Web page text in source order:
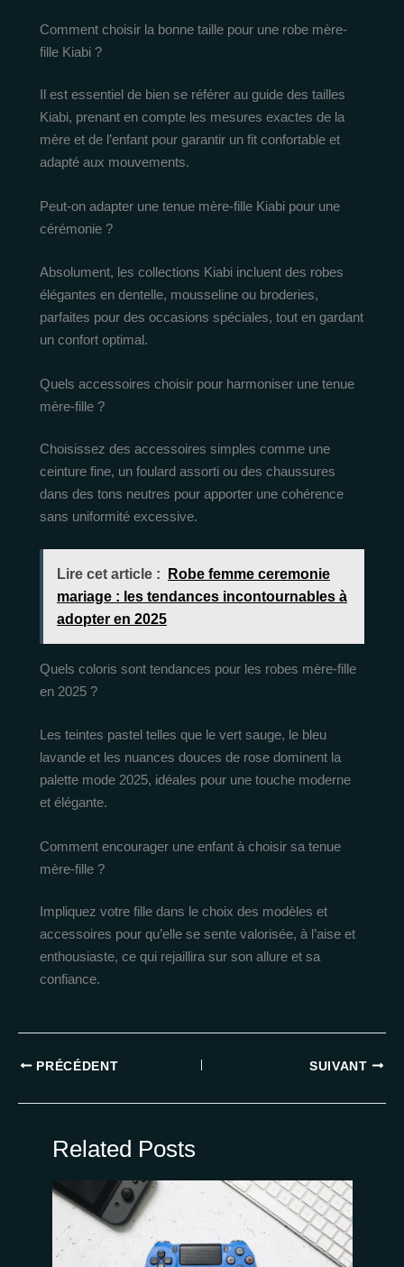
Comment choisir la bonne taille pour une robe mère-
fille Kiabi ?
Il est essentiel de bien se référer au guide des tailles
Kiabi, prenant en compte les mesures exactes de la
mère et de l’enfant pour garantir un fit confortable et
adapté aux mouvements.
Peut-on adapter une tenue mère-fille Kiabi pour une
cérémonie ?
Absolument, les collections Kiabi incluent des robes
élégantes en dentelle, mousseline ou broderies,
parfaites pour des occasions spéciales, tout en gardant
un confort optimal.
Quels accessoires choisir pour harmoniser une tenue
mère-fille ?
Choisissez des accessoires simples comme une
ceinture fine, un foulard assorti ou des chaussures
dans des tons neutres pour apporter une cohérence
sans uniformité excessive.
Lire cet article :
Robe femme ceremonie
mariage : les tendances incontournables à
adopter en 2025
Quels coloris sont tendances pour les robes mère-fille
en 2025 ?
Les teintes pastel telles que le vert sauge, le bleu
lavande et les nuances douces de rose dominent la
palette mode 2025, idéales pour une touche moderne
et élégante.
Comment encourager une enfant à choisir sa tenue
mère-fille ?
Impliquez votre fille dans le choix des modèles et
accessoires pour qu’elle se sente valorisée, à l’aise et
enthousiaste, ce qui rejaillira sur son allure et sa
confiance.
PRÉCÉDENT SUIVANT
Related Posts